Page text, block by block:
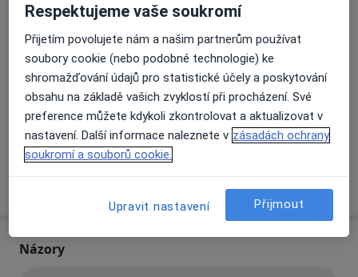
Dostupnost
Co mám v takové situaci udělat?
Způsoby platby (soukromé návštěvy)
Na teto adrese lékař přijímá pacienty na pojišťovnu
Detaily
o adrese
Názory
Respektujeme vaše soukromí
Přijetím povolujete nám a našim partnerům používat
soubory cookie (nebo podobné technologie) ke
shromažďování údajů pro statistické účely a poskytování
obsahu na základě vašich zvyklostí při procházení. Své
preference můžete kdykoli zkontrolovat a aktualizovat v
nastavení. Další informace naleznete v zásadách ochrany
soukromí a souborů cookie.
Upravit nastavení Přijmout